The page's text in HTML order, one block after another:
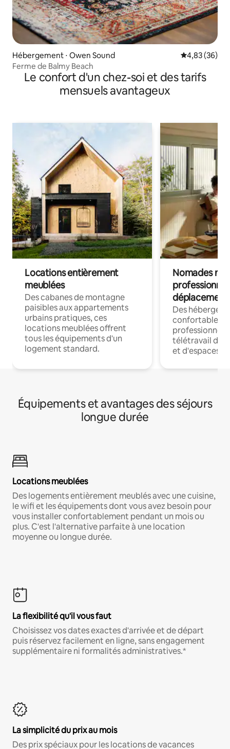
Hébergement ⋅ Owen Sound Évaluation
4,83 (36)
Ferme de Balmy Beach
Le confort d'un chez-soi et des tarifs
mensuels avantageux
Locations entièrement
meublées
Des cabanes de montagne
paisibles aux appartements
urbains pratiques, ces
locations meublées offrent
tous les équipements d'un
logement standard.
Nomades
déplacement
Des
confortables
professionnels
télétravail
et d'espaces
Équipements et avantages des séjours
longue durée
Locations meublées
Des logements entièrement meublés avec une cuisine,
le wifi et les équipements dont vous avez besoin pour
vous installer confortablement pendant un mois ou
plus. C'est l'alternative parfaite à une location
moyenne ou longue durée.
La flexibilité qu'il vous faut
Choisissez vos dates exactes d'arrivée et de départ
puis réservez facilement en ligne, sans engagement
supplémentaire ni formalités administratives.*
La simplicité du prix au mois
Des prix spéciaux pour les locations de vacances